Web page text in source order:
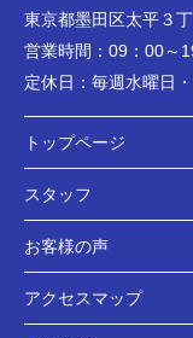
東京都墨田区太平３
営業時間： 09：00～
定休日： 毎週水曜日
トップページ
スタッフ
お客様の声
アクセスマップ